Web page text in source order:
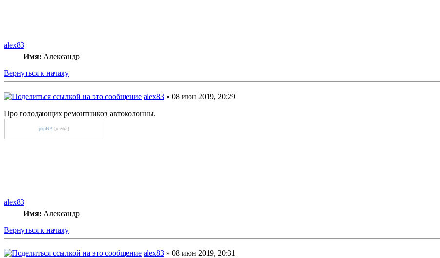
alex83
Имя: Александр
Вернуться к началу
alex83 » 08 июн 2019, 20:29
Про голодающих ремонтников автоколонны.
phpBB [media]
alex83
Имя: Александр
Вернуться к началу
alex83 » 08 июн 2019, 20:31